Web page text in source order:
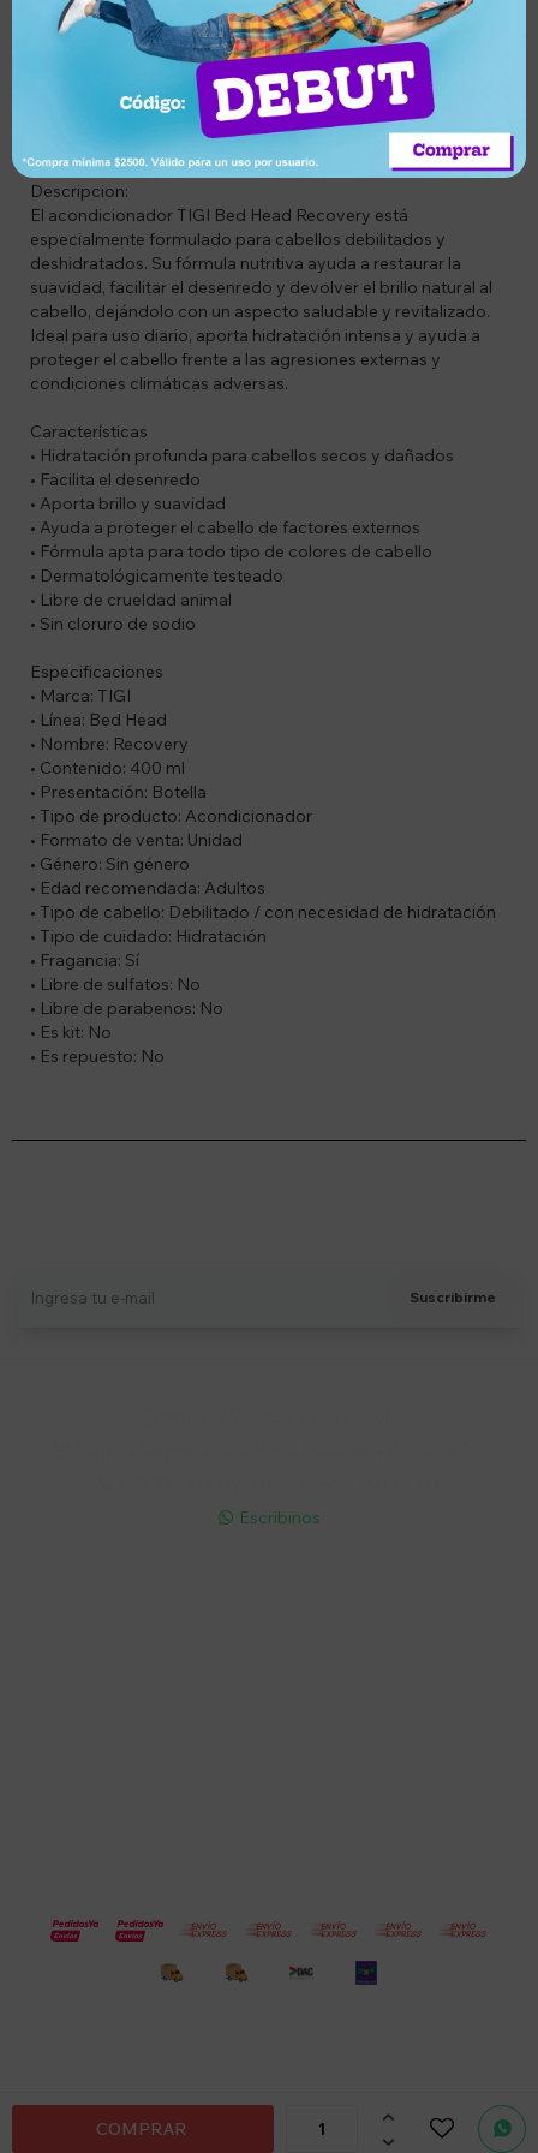
COMPRAR


consultas
no dudes
Compra segura
cambio
entrega
Codigo: KAL615908432050
Descripcion:
El acondicionador TIGI Bed Head Recovery está
especialmente formulado para cabellos debilitados y
deshidratados. Su fórmula nutritiva ayuda a restaurar la
suavidad, facilitar el desenredo y devolver el brillo natural al
cabello, dejándolo con un aspecto saludable y revitalizado.
Ideal para uso diario, aporta hidratación intensa y ayuda a
proteger el cabello frente a las agresiones externas y
condiciones climáticas adversas.
Características
• Hidratación profunda para cabellos secos y dañados
• Facilita el desenredo
• Aporta brillo y suavidad
• Ayuda a proteger el cabello de factores externos
• Fórmula apta para todo tipo de colores de cabello
• Dermatológicamente testeado
• Libre de crueldad animal
• Sin cloruro de sodio
Especificaciones
• Marca: TIGI
• Línea: Bed Head
• Nombre: Recovery
• Contenido: 400 ml
• Presentación: Botella
• Tipo de producto: Acondicionador
• Formato de venta: Unidad
• Género: Sin género
• Edad recomendada: Adultos
• Tipo de cabello: Debilitado / con necesidad de hidratación
• Tipo de cuidado: Hidratación
• Fragancia: Sí
• Libre de sulfatos: No
• Libre de parabenos: No
• Es kit: No
• Es repuesto: No
Suscribirme
 Escribinos